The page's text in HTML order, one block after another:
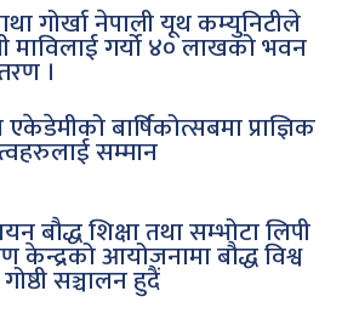
गोर्खा नेपाली यूथ कम्युनिटीले
माविलाई गर्यो ४० लाखको भवन
।
बार्षिकोत्सबमा प्राज्ञिक
सम्मान
बौद्ध शिक्षा तथा सम्भोटा लिपी
केन्द्रको आयोजनामा बौद्ध विश्व
सञ्चालन हुदैं